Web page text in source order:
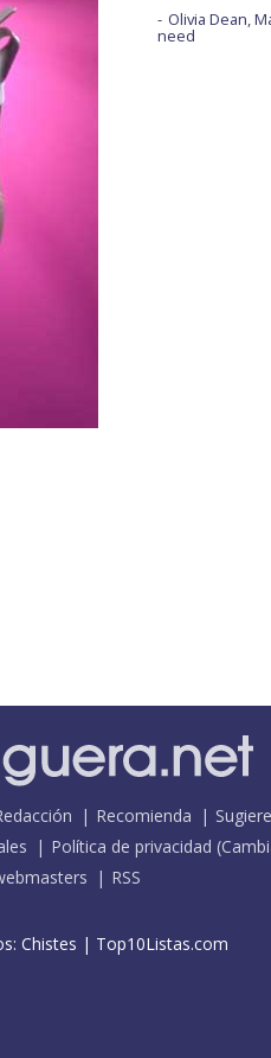
Olivia Dean,
need
Recomienda
Política de privacidad (
RSS
Chistes | Top10Listas.com